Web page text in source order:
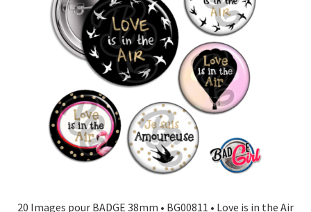
20 Images pour BADGE 38mm • BG00811 • Love is in the Air